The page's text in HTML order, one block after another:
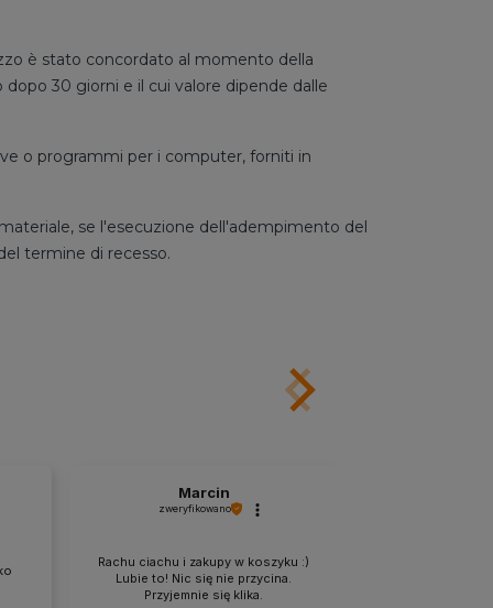
è stato concordato al momento della
30 giorni e il cui valore dipende dalle
o programmi per i computer, forniti in
se l'esecuzione dell'adempimento del
termine di recesso.
Marcin
zweryfikowano
Rachu ciachu i zakupy w koszyku :)
Lubie to! Nic się nie przycina.
Przyjemnie się klika.